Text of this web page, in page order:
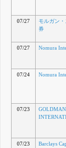
07/27
モルガン
券
07/27
Nomura
07/24
Nomura
07/23
GOLDMAN
07/23
Barclays